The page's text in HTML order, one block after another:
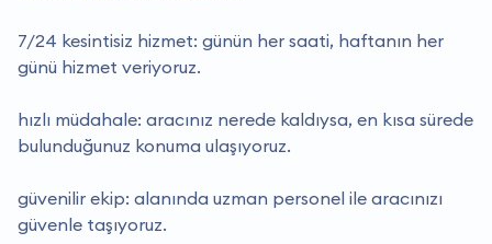
7/24 kesintisiz hizmet: günün her saati, haftanın her
günü hizmet veriyoruz.
hızlı müdahale: aracınız nerede kaldıysa, en kısa sürede
bulunduğunuz konuma ulaşıyoruz.
güvenilir ekip: alanında uzman personel ile aracınızı
güvenle taşıyoruz.